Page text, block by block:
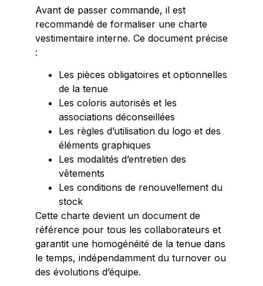
Avant de passer commande, il est
recommandé de formaliser une charte
vestimentaire interne. Ce document précise
:
Les pièces obligatoires et optionnelles
de la tenue
Les coloris autorisés et les
associations déconseillées
Les règles d’utilisation du logo et des
éléments graphiques
Les modalités d’entretien des
vêtements
Les conditions de renouvellement du
stock
Cette charte devient un document de
référence pour tous les collaborateurs et
garantit une homogénéité de la tenue dans
le temps, indépendamment du turnover ou
des évolutions d’équipe.